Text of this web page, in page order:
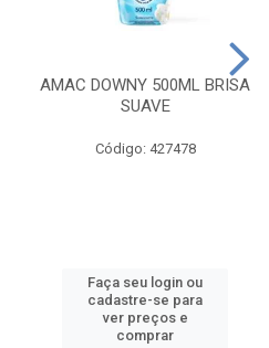
AMAC DOWNY 500ML BRISA
SUAVE
Código: 427478
Faça seu login ou
cadastre-se para
ver preços e
comprar